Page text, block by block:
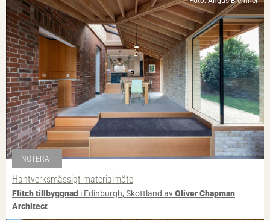
NOTERAT
Hantverksmässigt materialmöte
Flitch tillbyggnad i Edinburgh, Skottland avOliver Chapman
Architect